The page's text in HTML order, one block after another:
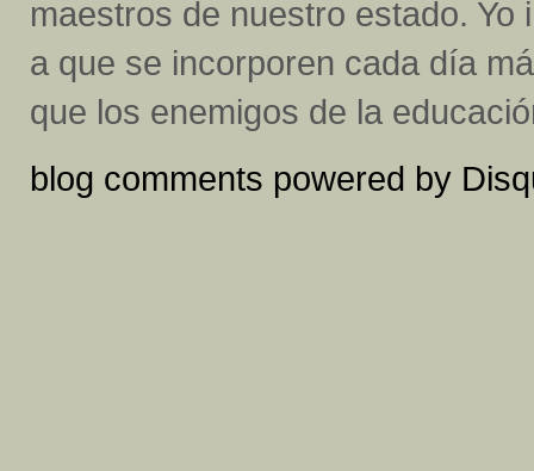
maestros de nuestro estado.
a que se incorporen cada día
que los enemigos de la
blog comments powered by